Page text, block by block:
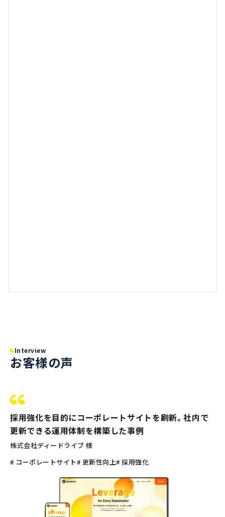
Interview
お客様の声
採用強化を目的にコーポレートサイトを刷新。社内で
更新できる運用体制を構築した事例
株式会社ディードライブ 様
# コーポレートサイト# 更新性向上# 採用強化